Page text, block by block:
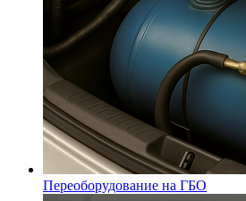
Переоборудование на ГБО